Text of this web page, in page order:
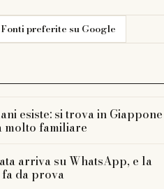
Fonti preferite su Google
esiste: si trova in Giappone
molto familiare
arriva su WhatsApp, e la
da prova